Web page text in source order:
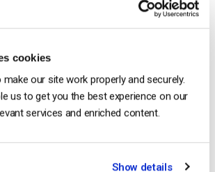
cookies
our site work properly and securely.
us to get you the best experience on our
services and enriched content.
Show details
Stream
Gravação de
Transmissões em
Directo